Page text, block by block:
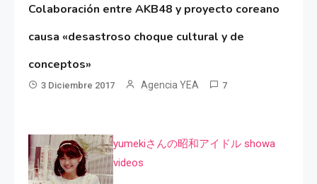
Colaboración entre AKB48 y proyecto coreano
causa «desastroso choque cultural y de
conceptos»
3 Diciembre 2017 Agencia YEA 7
yumekiさんの昭和アイドル showa
videos